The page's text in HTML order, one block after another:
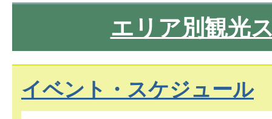
エリア別観光
イベント・スケジュール